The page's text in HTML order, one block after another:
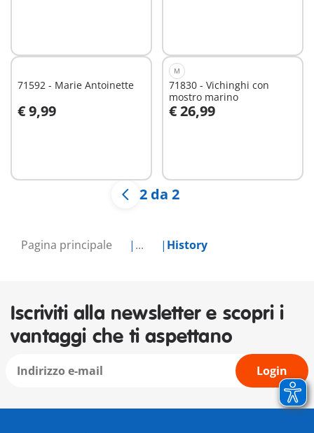
Pagina principale ... History
71592 - Marie Antoinette
€ 9,99
Aggiungi al carrello
M
71830 - Vichinghi con
mostro marino
€ 26,99
Aggiungi al carrello
2 da 2
Iscriviti alla newsletter e scopri i
vantaggi che ti aspettano
Login